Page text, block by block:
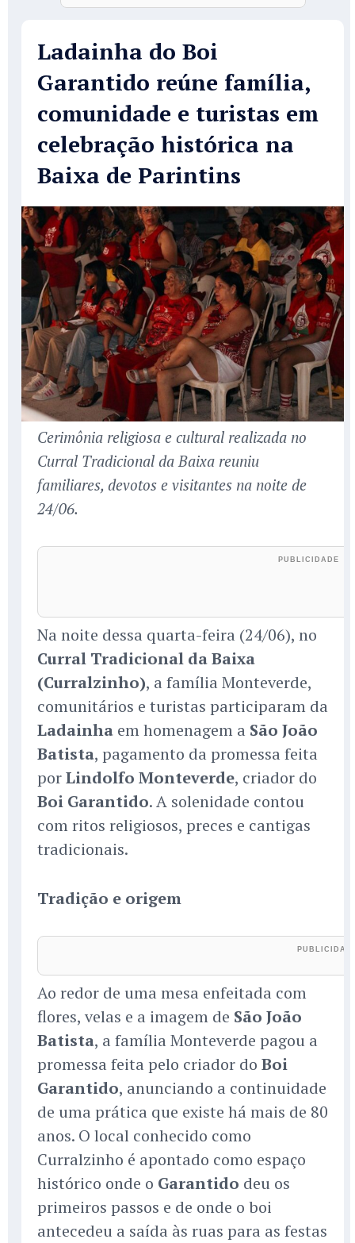
Ladainha do Boi
Garantido reúne família,
comunidade e turistas em
celebração histórica na
Baixa de Parintins
Cerimônia religiosa e cultural realizada no
Curral Tradicional da Baixa reuniu
familiares, devotos e visitantes na noite de
24/06.
Na noite dessa quarta-feira (24/06), no
Curral Tradicional da Baixa
(Curralzinho), a família Monteverde,
comunitários e turistas participaram da
Ladainha em homenagem a São João
Batista, pagamento da promessa feita
porLindolfo Monteverde, criador do
Boi Garantido. A solenidade contou
com ritos religiosos, preces e cantigas
tradicionais.
Tradição e origem
Ao redor de uma mesa enfeitada com
flores, velas e a imagem de São João
Batista, a família Monteverde pagou a
promessa feita pelo criador do Boi
Garantido, anunciando a continuidade
de uma prática que existe há mais de 80
anos. O local conhecido como
Curralzinho é apontado como espaço
histórico onde o Garantido deu os
primeiros passos e de onde o boi
antecedeu a saída às ruas para as festas